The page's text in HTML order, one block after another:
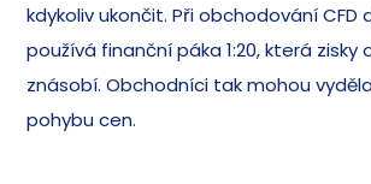
kdykoliv ukončit. Při obchodování CFD
používá finanční páka 1:20, která zisky
znásobí. Obchodníci tak mohou
pohybu cen.